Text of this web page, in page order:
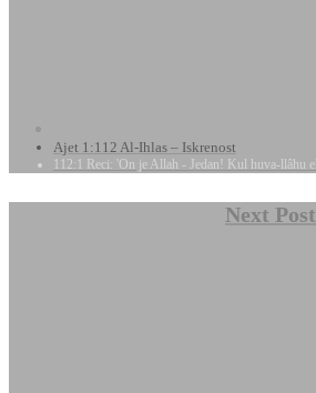
Ajet 1:112 Al-Ihlas – Iskrenost
Next Post